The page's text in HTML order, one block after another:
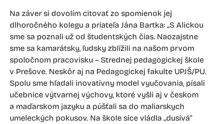
Na záver si dovolím citovať zo spomienok jej
dlhoročného kolegu a priateľa Jána Bartka: „S Alickou
sme sa poznali už od študentských čias. Naozajstne
sme sa kamarátsky, ľudsky zblížili na našom prvom
spoločnom pracovisku – Strednej pedagogickej škole
v Prešove. Neskôr aj na Pedagogickej fakulte UPJŠ/PU.
Spolu sme hľadali inovatívny model vyučovania, písali
učebnice výtvarnej výchovy, ktoré vyšli aj v českom
a maďarskom jazyku a púšťali sa do maliarskych
umeleckých pokusov. Na škole síce vládla „dusivá“